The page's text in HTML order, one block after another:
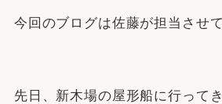
今回のブログは佐藤が担当させ
先日、新木場の屋形船に行って